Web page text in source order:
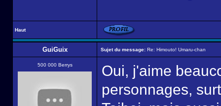
Haut
GuiGuix Sujet du message: Re: Himouto! Umaru-chan
500 000 Berrys
Oui, j'aime
personnages,